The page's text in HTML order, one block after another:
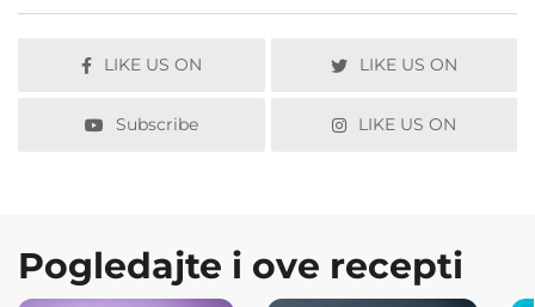
LIKE US ON LIKE US ON
Subscribe LIKE US ON
Pogledajte i ove recepti